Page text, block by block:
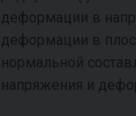
деформации в
деформации в
нормальной
напряжения и